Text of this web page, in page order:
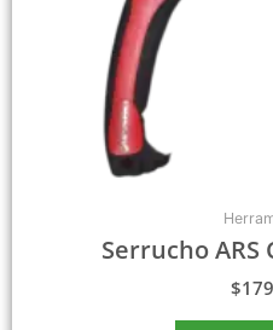
Serrucho ARS
$